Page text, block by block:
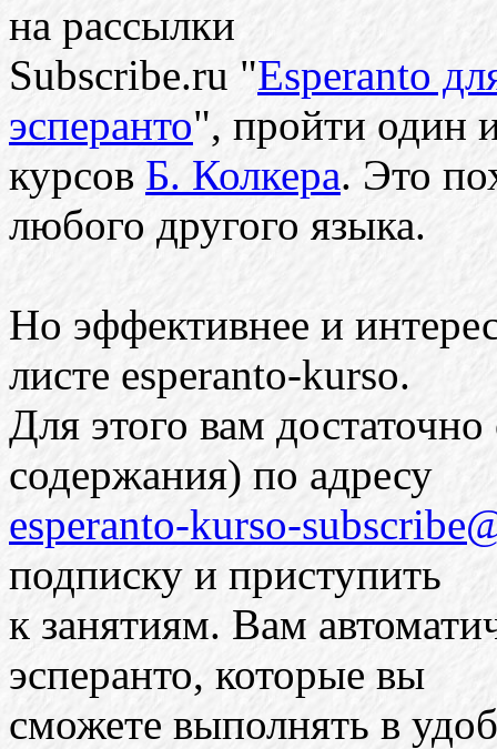
на рассылки
Subscribe.ru "Esperanto
эсперанто", пройти один
курсов Б. Колкера. Это
любого другого языка.
Но эффективнее и
листе esperanto-kurso.
Для этого вам
содержания) по адресу
esperanto-kurso-
подписку и приступить
к занятиям. Вам
эсперанто, которые вы
сможете выполнять в